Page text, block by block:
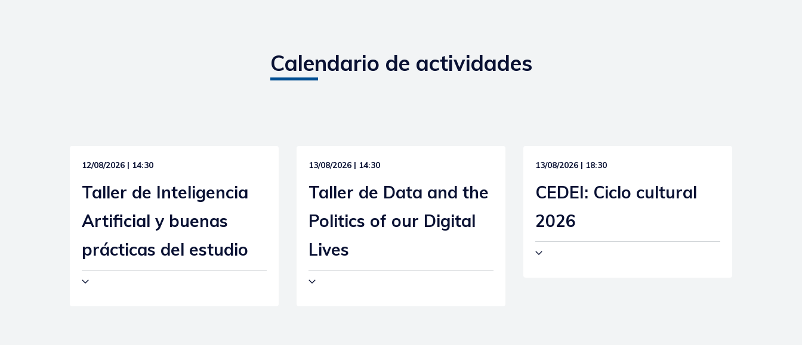
Calendario de actividades
12/08/2026 | 14:30
Taller de Inteligencia
Artificial y buenas
prácticas del estudio
13/08/2026 | 14:30
Taller de Data and the
Politics of our Digital
Lives
13/08/2026 | 18:30
CEDEI: Ciclo cultural
2026